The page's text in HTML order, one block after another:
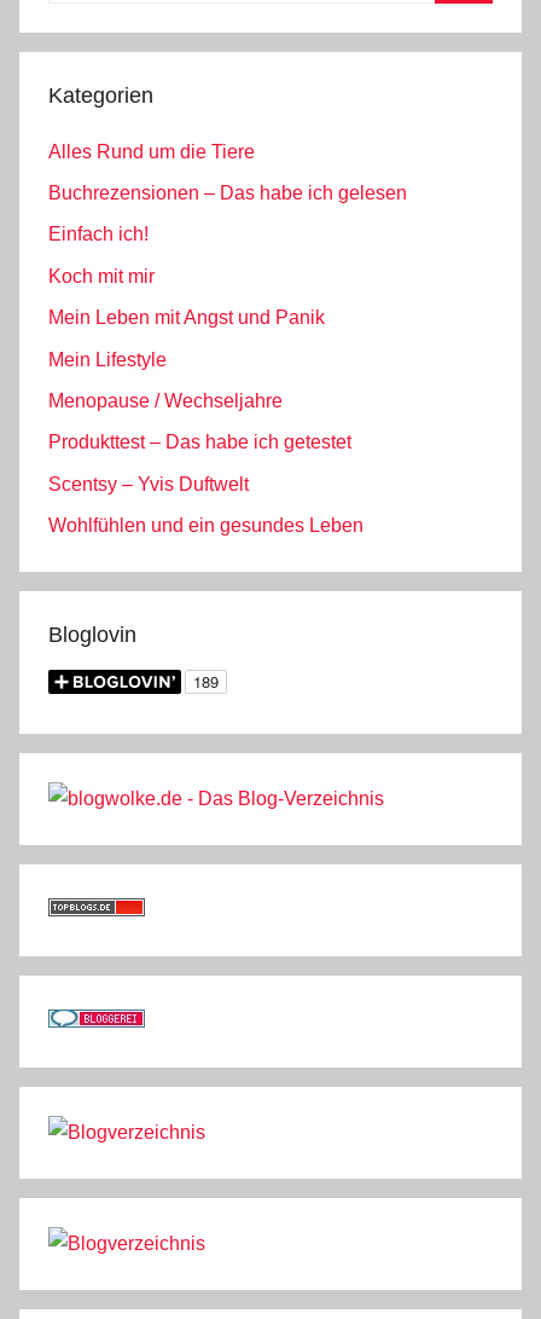
Kategorien
Alles Rund um die Tiere
Buchrezensionen – Das habe ich gelesen
Einfach ich!
Koch mit mir
Mein Leben mit Angst und Panik
Mein Lifestyle
Menopause / Wechseljahre
Produkttest – Das habe ich getestet
Scentsy – Yvis Duftwelt
Wohlfühlen und ein gesundes Leben
Bloglovin